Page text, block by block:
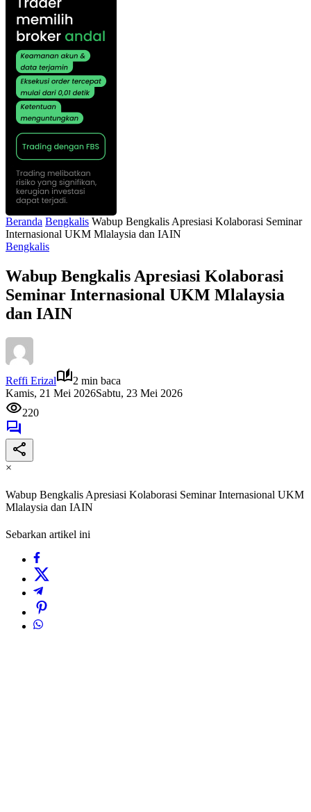
Beranda Bengkalis Wabup Bengkalis Apresiasi Kolaborasi Seminar
Internasional UKM Mlalaysia dan IAIN
Bengkalis
Wabup Bengkalis Apresiasi Kolaborasi
Seminar Internasional UKM Mlalaysia
dan IAIN
Reffi Erizal
2 min baca
Kamis, 21 Mei 2026Sabtu, 23 Mei 2026
220
×
Wabup Bengkalis Apresiasi Kolaborasi Seminar Internasional UKM
Mlalaysia dan IAIN
Sebarkan artikel ini